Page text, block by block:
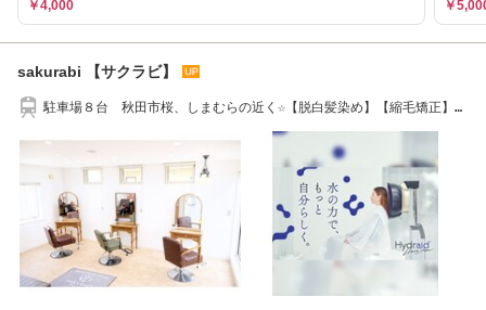
￥4,000 ￥
sakurabi 【サクラビ】
駐車場８台 秋田市桜、しまむらの近く☆【脱白髪染め】【縮毛矯正】